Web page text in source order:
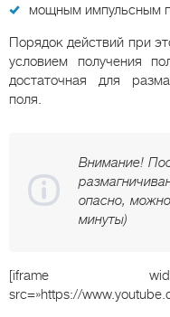
мощным импульсным
Порядок действий при
условием получения
достаточная для
поля.
Внимание!
опасно,
минуты)
[iframe
src=»https://